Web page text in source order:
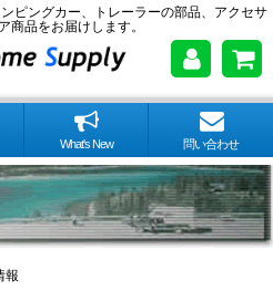
ングカー、トレーラーの部品、アクセサ
商品をお届けします。
What's New 問い合わせ
報